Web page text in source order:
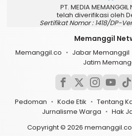
PT. MEDIA MEMANGGIL
telah diverifikasi oleh
Sertifikat Nomor : 1418/DP-
Memanggil
Memanggil.co Jabar Memanggil
Jatim
Pedoman Kode Etik Tentang
Jurnalisme Warga
Hak
Copyright © 2026